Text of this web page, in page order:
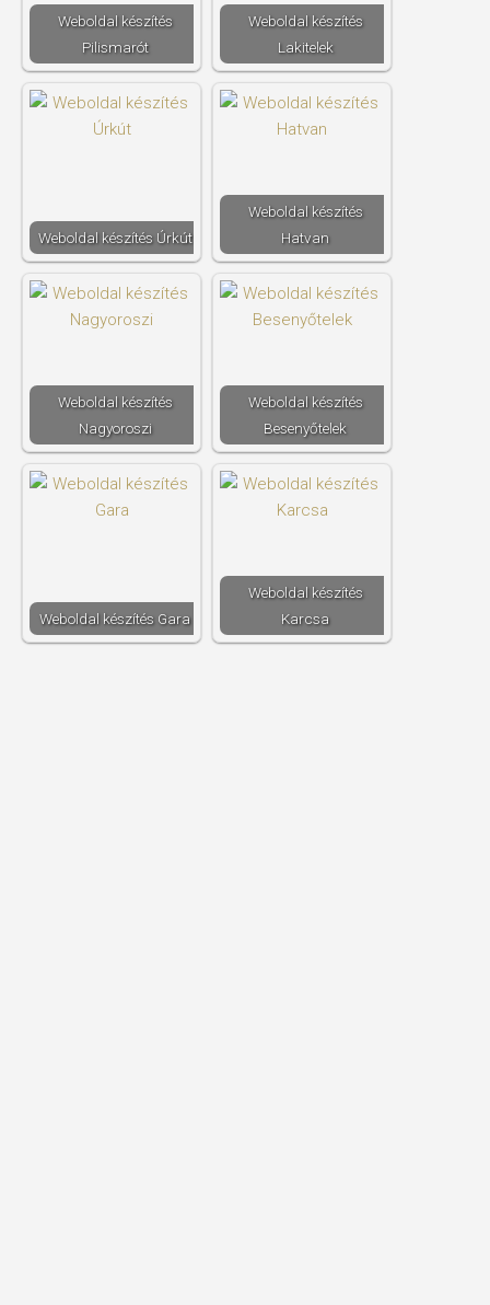
Weboldal készítés​
Pilismarót
Weboldal készítés​
Lakitelek
Weboldal készítés​ Úrkút
Weboldal készítés​
Hatvan
Weboldal készítés​
Nagyoroszi
Weboldal készítés​
Besenyőtelek
Weboldal készítés​ Gara
Weboldal készítés​
Karcsa